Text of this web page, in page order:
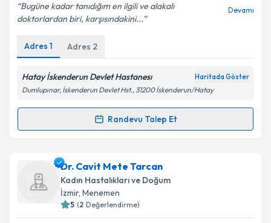
Bugüne kadar tanıdığım en ilgili ve alakalı
doktorlardan biri, karşısındakini...
Devamı
Adres 1 Adres 2
Hatay İskenderun Devlet Hastanesı Haritada Göster
Dumlupınar, İskenderun Devlet Hst., 31200 İskenderun/Hatay
Randevu Talep Et
Randevu Takvimi Talebi
Dr. Nihat Parlakyıldıziçin randevu takvimi talebi
oluşturun. Size bu uzmandan randevu almanız için bir
takvim hazırlandığında e-posta ile bilgilendireceğiz.
Dr. Cavit Mete Tarcan
Kadın Hastalıkları ve Doğum
İzmir, Menemen
5 (2 Değerlendirme)